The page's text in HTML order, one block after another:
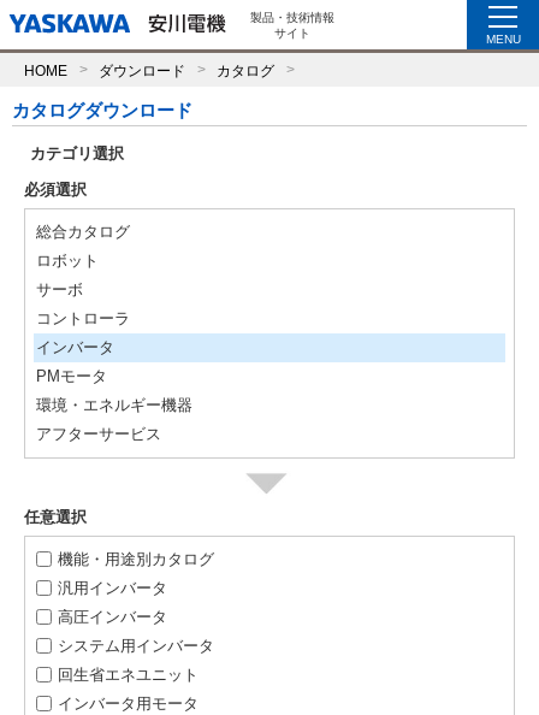
製品・技術情報
サイト
MENU
HOME ダウンロード カタログ
カタログダウンロード
カテゴリ選択
必須選択
総合カタログ
ロボット
サーボ
コントローラ
インバータ
PMモータ
環境・エネルギー機器
アフターサービス
任意選択
機能・用途別カタログ
汎用インバータ
高圧インバータ
システム用インバータ
回生省エネユニット
インバータ用モータ